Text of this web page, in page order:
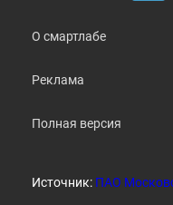
О смартлабе
Реклама
Полная версия
Источник: ПАО